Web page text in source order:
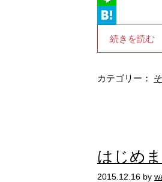
L
n
a
続きを読む
カテゴリー：
はじめ
2015.12.16 by